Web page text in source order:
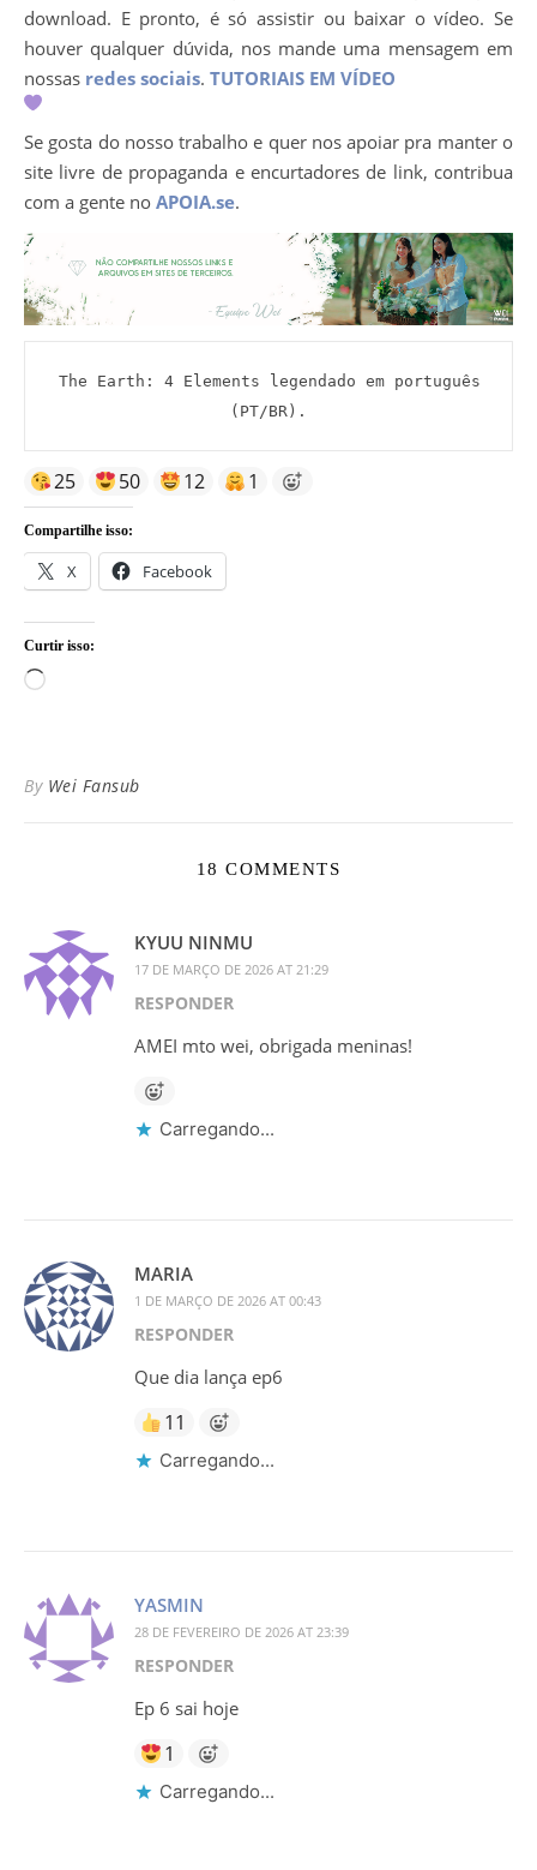
download. E pronto, é só assistir ou baixar o vídeo. Se
houver qualquer dúvida, nos mande uma mensagem em
nossas redes sociais. TUTORIAIS EM VÍDEO
Se gosta do nosso trabalho e quer nos apoiar pra manter o
site livre de propaganda e encurtadores de link, contribua
com a gente no APOIA.se.
(PT/BR).
25 50 12 1
Compartilhe isso:
X Facebook
Curtir isso:
Carregando...
By Wei Fansub
18 COMMENTS
KYUU NINMU
17 DE MARÇO DE 2026 AT 21:29
RESPONDER
AMEI mto wei, obrigada meninas!
Carregando...
MARIA
1 DE MARÇO DE 2026 AT 00:43
RESPONDER
Que dia lança ep6
11
Carregando...
YASMIN
28 DE FEVEREIRO DE 2026 AT 23:39
RESPONDER
Ep 6 sai hoje
1
Carregando...